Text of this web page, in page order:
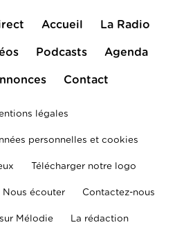
Accueil La Radio
Podcasts Agenda
Contact
légales
personnelles et cookies
Télécharger notre logo
Nous écouter Contactez-nous
Mélodie La rédaction